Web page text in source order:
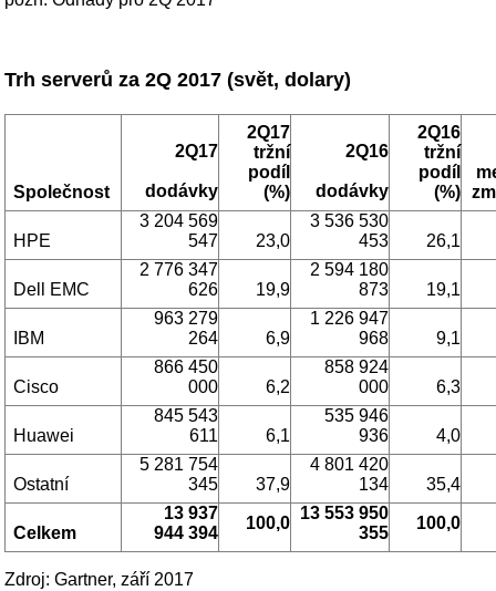
Trh serverů za 2Q 2017 (svět, dolary)
Společnost
2Q17
dodávky
2Q17
tržní
podíl
(%)
2Q16
dodávky
2Q16
tržní
podíl
(%)
HPE
3 204 569
547
23,0
3 536 530
453
26,1
Dell EMC
2 776 347
626
19,9
2 594 180
873
19,1
IBM
963 279
264
6,9
1 226 947
968
9,1
Cisco
866 450
000
6,2
858 924
000
6,3
Huawei
845 543
611
6,1
535 946
936
4,0
Ostatní
5 281 754
345
37,9
4 801 420
134
35,4
Celkem
13 937
944 394
100,0
13 553 950
355
100,0
Zdroj: Gartner, září 2017